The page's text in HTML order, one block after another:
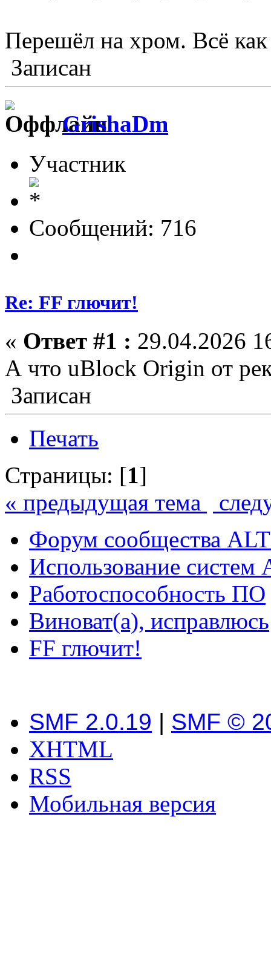
Перешёл на хром. Всё
Записан
GrishaDm
Участник
Сообщений: 716
Re: FF глючит!
« Ответ #1 : 29.04.2026
А что uBlock Origin от
Записан
Печать
Страницы: [1]
« предыдущая тема
Форум сообщества
Использование систем
Работоспособность ПО
Виноват(а), исправлюсь
FF глючит!
SMF 2.0.19 | SMF ©
XHTML
RSS
Мобильная версия